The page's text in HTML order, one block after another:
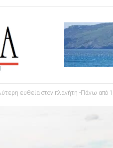
ευθεία στον πλανήτη -Πάνω από